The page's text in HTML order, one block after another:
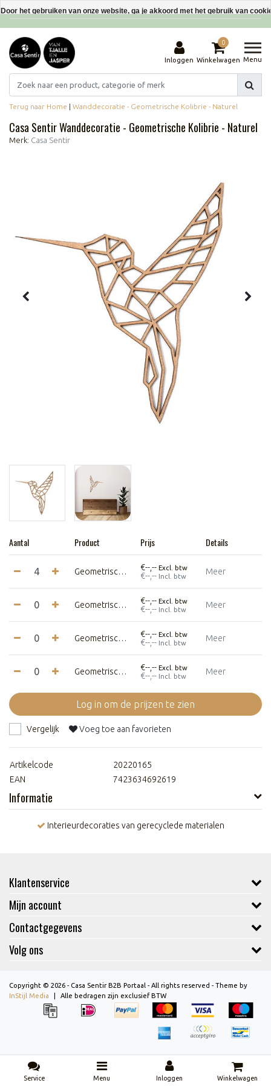
Interieurdecoraties van gerecyclede materialen
Inloggen
0
Winkelwagen Menu
Terug naar Home | Wanddecoratie - Geometrische Kolibrie - Naturel
Casa Sentir Wanddecoratie - Geometrische Kolibrie - Naturel
Merk: Casa Sentir
Aantal Product Prijs Details
Geometrische Kolibrie - Small - Naturel €--,-- Excl. btw
€--,-- Incl. btw Meer
Geometrische Kolibrie - Medium - Naturel €--,-- Excl. btw
€--,-- Incl. btw Meer
Geometrische Kolibrie - Large - Naturel €--,-- Excl. btw
€--,-- Incl. btw Meer
Geometrische Kolibrie - Extra Large - Naturel €--,-- Excl. btw
€--,-- Incl. btw Meer
Log in om de prijzen te zien
Vergelijk Voeg toe aan favorieten
Artikelcode
20220165
EAN
7423634692619
Informatie
Interieurdecoraties van gerecyclede materialen
Klantenservice
Mijn account
Contactgegevens
Volg ons
Copyright © 2026 - Casa Sentir B2B Portaal - All rights reserved - Theme by
InStijl Media
Alle bedragen zijn exclusief BTW
Service Menu Inloggen Winkelwagen
Door het gebruiken van onze website, ga je akkoord met het gebruik van